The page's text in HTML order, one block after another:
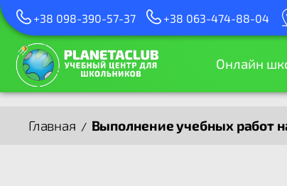
+38 098-390-57-37 +38 063-474-88-04
Онлайн
Главная / Выполнение учебных работ